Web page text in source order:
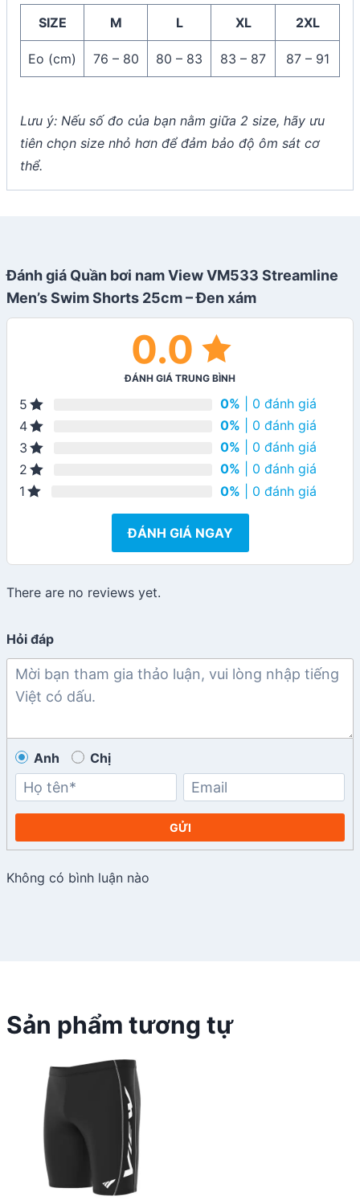
SIZE M L XL 2XL
Eo (cm) 76 – 80 80 – 83 83 – 87 87 – 91
Lưu ý: Nếu số đo của bạn nằm giữa 2 size, hãy ưu
tiên chọn size nhỏ hơn để đảm bảo độ ôm sát cơ
thể.
Đánh giá Quần bơi nam View VM533 Streamline
Men’s Swim Shorts 25cm – Đen xám
0.0
ĐÁNH GIÁ TRUNG BÌNH
5 0% | 0 đánh giá
4
0% | 0 đánh giá
3
0% | 0 đánh giá
2
0% | 0 đánh giá
1
0% | 0 đánh giá
ĐÁNH GIÁ NGAY
There are no reviews yet.
Hỏi đáp
Anh Chị
GỬI
Không có bình luận nào
Sản phẩm tương tự